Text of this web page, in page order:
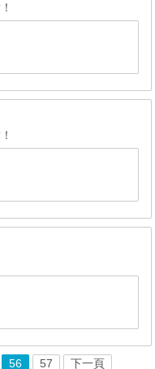
56 57 下一頁